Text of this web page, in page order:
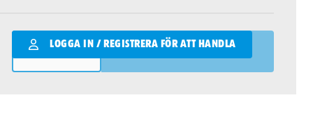
LOGGA IN / REGISTRERA FÖR ATT HANDLA
Qantity
LÄGG I VARUKORGEN